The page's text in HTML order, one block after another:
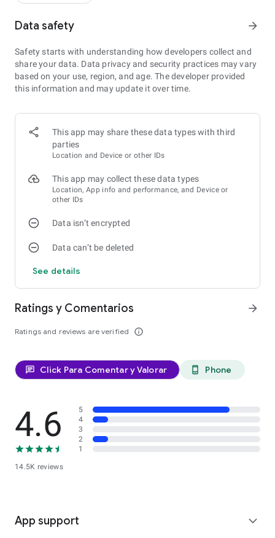
Data safety arrow_forward
Safety starts with understanding how developers collect and
share your data. Data privacy and security practices may vary
based on your use, region, and age. The developer provided
this information and may update it over time.
This app may share these data types with third
parties
Location and Device or other IDs
This app may collect these data types
Location, App info and performance, and Device or
other IDs
Data isn’t encrypted
Data can’t be deleted
See details
Ratings y Comentarios
Ratings and reviews are verified info_outline
arrow_forward
chat Click Para Comentar y Valorar phone_android Phone
4.6
14.5K reviews
5
4
3
2
1
App support expand_more